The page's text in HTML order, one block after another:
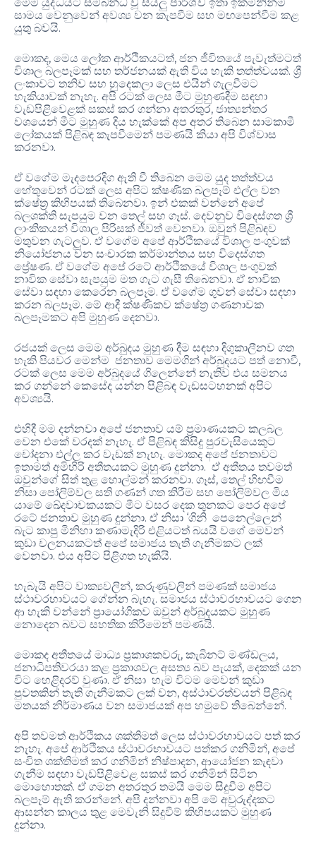
සාමය වෙනුවෙන් අවශ්‍ය වන කැපවීම සහ මඟපෙන්වීම කළ
යුතු බවයි.
මොකද, මෙය ලෝක ආර්ථිකයටත්, ජන ජීවිතයේ පැවැත්මටත්
විශාල බලපෑමක් සහ තර්ජනයක් ඇති විය හැකි තත්ත්වයක්. ශ්‍රී
ලංකාවට තනිව සහ හුදෙකලා ලෙස එයින් ගැලවීමට
හැකියාවක් නැහැ. අපි රටක් ලෙස මීට මුහුණදීම සඳහා
වැඩපිළිවෙළක් සකස් කර ගන්නා අතරතුර, ජාත්‍යන්තර
වශයෙන් මීට මුහුණ දිය හැක්කේ අප අතර තිබෙන සාමකාමී
ලෝකයක් පිළිබඳ කැපවීමෙන් පමණයි කියා අපි විශ්වාස
කරනවා.
ඒ වගේම මැදපෙරදිග ඇති වී තිබෙන මෙම යුද තත්ත්වය
හේතුවෙන් රටක් ලෙස අපිට ක්ෂණික බලපෑම් එල්ල වන
ක්ෂේත්‍ර කිහිපයක් තිබෙනවා. ඉන් එකක් වන්නේ අපේ
බලශක්ති සැපයුම වන තෙල් සහ ගෑස්. දෙවනුව විදෙස්ගත ශ්‍රී
ලාංකිකයන් විශාල පිරිසක් ජීවත් වෙනවා. ඔවුන් පිළිබඳව
මතුවන ගැටලුව. ඒ වගේම අපේ ආර්ථිකයේ විශාල පංගුවක්
නියෝජනය වන සංචාරක කර්මාන්තය සහ විදෙස්ගත
ප්‍රේෂණ. ඒ වගේම අපේ රටේ ආර්ථිකයේ විශාල පංගුවක්
නාවික සේවා සැපයුම මත ගැට ගැසී තිබෙනවා. ඒ නාවික
සේවා සඳහා කෙරෙන බලපෑම. ඒ වගේම ගුවන් සේවා සඳහා
කරන බලපෑම. මේ ආදී ක්ෂණිකව ක්ෂේත්‍ර ගණනාවක
බලපෑමකට අපි මුහුණ දෙනවා.
රජයක් ලෙස මෙම අර්බුදය මුහුණ දීම සඳහා දිගුකාලීනව ගත
හැකි පියවර මෙන්ම ජනතාව මෙමගින් අර්බුදයට පත් නොවී,
රටක් ලෙස මෙම අර්බුදයේ ගිලෙන්නේ නැතිව එය සමනය
කර ගන්නේ කෙසේද යන්න පිළිබඳ වැඩසටහනක් අපිට
අවශ්‍යයි.
එහිදී මම දන්නවා අපේ ජනතාව යම් ප්‍රමාණයකට කලබල
වෙන එකේ වරදක් නැහැ. ඒ පිළිබඳ කිසිදු පුරවැසියෙකුට
චෝදනා එල්ල කර වැඩක් නැහැ. මොකද අපේ ජනතාවට
ඉතාමත් අමිහිරි අතීතයකට මුහුණ දුන්නා. ඒ අතීතය තවමත්
ඔවුන්ගේ සිත් තුළ හොල්මන් කරනවා. ගෑස්, තෙල් හිඟවීම
නිසා පෝලිම්වල සති ගණන් ගත කිරීම සහ පෝලිම්වල මිය
යාමේ ඛේදවාචකයකට මීට වසර දෙක තුනකට පෙර අපේ
රටේ ජනතාව මුහුණ දුන්නා. ඒ නිසා ‘ගිනි පෙනෙල්ලෙන්
බැට කාපු මිනිහා කණාමැදිරි එළියටත් බයයි වගේ මෙවන්
කුඩා චලනයකටත් අපේ සමාජය තැති ගැනීමකට ලක්
වෙනවා. එය අපිට පිළිගත හැකියි.
හැබැයි අපිට වාක්‍යවලින්, කරුණුවලින් පමණක් සමාජය
ස්ථාවරභාවයට ගේන්න බැහැ. සමාජය ස්ථාවරභාවයට ගෙන
ආ හැකි වන්නේ ප්‍රායෝගිකව ඔවුන් අර්බුදයකට මුහුණ
නොදෙන බවට සහතික කිරීමෙන් පමණයි.
මොකද අතීතයේ මාධ්‍ය ප්‍රකාශකවරු, කැබිනට් මණ්ඩලය,
ජනාධිපතිවරයා කළ ප්‍රකාශවල අසත්‍ය බව පැයක්, දෙකක් යන
විට හෙළිදරව් වුණා. ඒ නිසා හැම විටම මෙවන් කුඩා
පුවතකින් තැති ගැනීමකට ලක් වන, අස්ථාවරත්වයන් පිළිබඳ
මතයක් නිර්මාණය වන සමාජයක් අප හමුවේ තිබෙන්නේ.
අපි තවමත් ආර්ථිකය ශක්තිමත් ලෙස ස්ථාවරභාවයට පත් කර
නැහැ. අපේ ආර්ථිකය ස්ථාවරභාවයට පත්කර ගනිමින්, අපේ
සංචිත ශක්තිමත් කර ගනිමින් නිෂ්පාදන, ආයෝජන කැඳවා
ගැනීම සඳහා වැඩපිළිවෙළ සකස් කර ගනිමින් සිටින
මොහොතක්. ඒ ගමන අතරතුර තමයි මෙම සිදුවීම අපිට
බලපෑම් ඇති කරන්නේ. අපි දන්නවා අපි මේ අවුරුද්දකට
ආසන්න කාලය තුළ මෙවැනි සිදුවීම් කිහිපයකට මුහුණ
දුන්නා.